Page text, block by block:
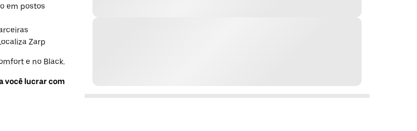
em postos
Zarp
e no Black.
você lucrar com